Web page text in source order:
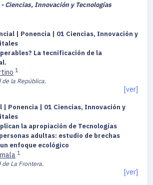
- Ciencias, Innovación y Tecnologías
| Ponencia | 01 Ciencias, Innovación y
La tecnificación de la
1
de la República.
[ver]
Ponencia | 01 Ciencias, Innovación y
la apropiación de Tecnologías
adultas: estudio de brechas
enfoque ecológico
1
de La Frontera.
[ver]